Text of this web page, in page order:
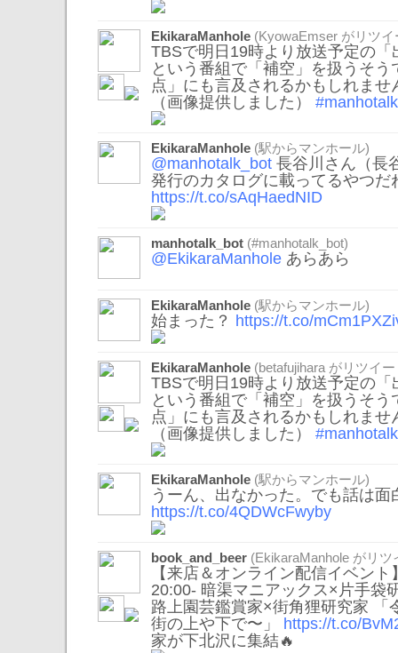
EkikaraManhole (KyowaEmser がリツイ
TBSで明日19時より放送予定の
という番組で「補空」を扱うそ
点」にも言及されるかもしれま
（画像提供しました） #manhotalk
EkikaraManhole (駅からマンホール)
@manhotalk_bot 長谷川さん（長
発行のカタログに載ってるやつだ
https://t.co/sAqHaedNID
manhotalk_bot (#manhotalk_bot)
@EkikaraManhole あらあら
EkikaraManhole (駅からマンホール)
始まった？ https://t.co/
EkikaraManhole (betafujihara がリツイー
TBSで明日19時より放送予定の
という番組で「補空」を扱うそ
点」にも言及されるかもしれま
（画像提供しました） #manhotalk
EkikaraManhole (駅からマンホール)
うーん、出なかった。でも話は面
https://t.co/4QDWcFwyby
book_and_beer (EkikaraManhole がリツ
【来店＆オンライン配信イベン
20:00- 暗渠マニアックス×片手袋
路上園芸鑑賞家×街角狸研究家 「
街の上や下で〜」 https://t.co/
家が下北沢に集結🔥